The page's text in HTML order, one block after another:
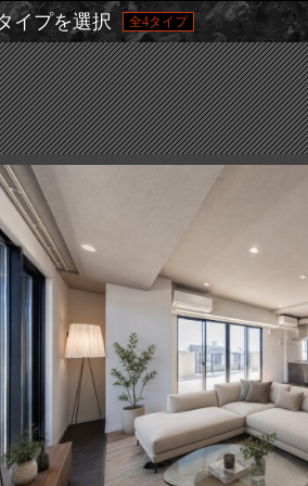
イプを選択 全4タイプ
7/10